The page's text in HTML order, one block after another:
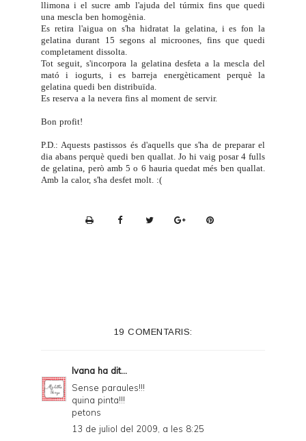
llimona i el sucre amb l'ajuda del túrmix fins que quedi
una mescla ben homogènia.
Es retira l'aigua on s'ha hidratat la gelatina, i es fon la
gelatina durant 15 segons al microones, fins que quedi
completament dissolta.
Tot seguit, s'incorpora la gelatina desfeta a la mescla del
mató i iogurts, i es barreja energèticament perquè la
gelatina quedi ben distribuïda.
Es reserva a la nevera fins al moment de servir.
Bon profit!
P.D.: Aquests pastissos és d'aquells que s'ha de preparar el
dia abans perquè quedi ben quallat. Jo hi vaig posar 4 fulls
de gelatina, però amb 5 o 6 hauria quedat més ben quallat.
Amb la calor, s'ha desfet molt. :(
i
e
19 COMENTARIS:
Ivana ha dit...
Sense paraules!!!
quina pinta!!!
petons
13 de juliol del 2009, a les 8:25